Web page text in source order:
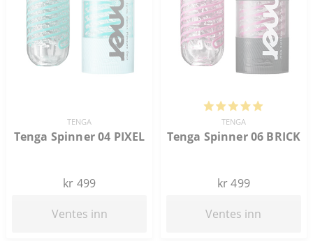
TENGA
Tenga Spinner 04 PIXEL
kr 499
Ventes inn
TENGA
Tenga Spinner 06 BRICK
kr 499
Ventes inn